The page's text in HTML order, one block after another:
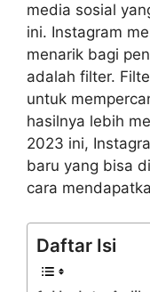
media sosial
ini. Instagram
menarik bagi
adalah filter.
untuk
hasilnya lebih
2023 ini,
baru yang bisa
cara
Daftar Isi